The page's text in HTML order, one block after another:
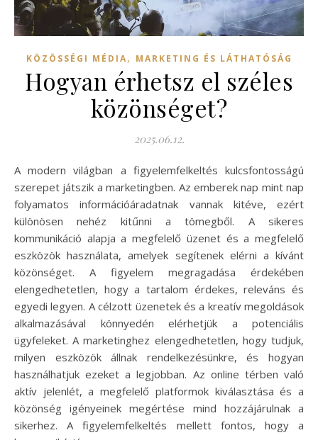
KÖZÖSSÉGI MÉDIA, MARKETING ÉS LÁTHATÓSÁG
Hogyan érhetsz el széles
közönséget?
2025.06.12.
A modern világban a figyelemfelkeltés kulcsfontosságú
szerepet játszik a marketingben. Az emberek nap mint nap
folyamatos információáradatnak vannak kitéve, ezért
különösen nehéz kitűnni a tömegből. A sikeres
kommunikáció alapja a megfelelő üzenet és a megfelelő
eszközök használata, amelyek segítenek elérni a kívánt
közönséget. A figyelem megragadása érdekében
elengedhetetlen, hogy a tartalom érdekes, releváns és
egyedi legyen. A célzott üzenetek és a kreatív megoldások
alkalmazásával könnyedén elérhetjük a potenciális
ügyfeleket. A marketinghez elengedhetetlen, hogy tudjuk,
milyen eszközök állnak rendelkezésünkre, és hogyan
használhatjuk ezeket a legjobban. Az online térben való
aktív jelenlét, a megfelelő platformok kiválasztása és a
közönség igényeinek megértése mind hozzájárulnak a
sikerhez. A figyelemfelkeltés mellett fontos, hogy a